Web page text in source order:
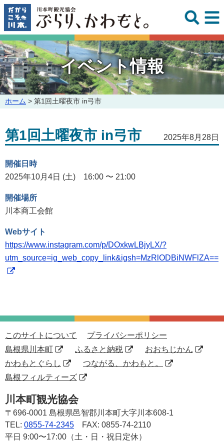
このページの本文へ
イベント情報
こ
ー
ジ
位
置:
ホーム > 第1回土曜夜市 in弓市
第1回土曜夜市 in弓市 2025年8月28日
開催日時
2025年10月4日 (土) 16:00 〜 21:00
開催場所
川本商工会館
Webサイト
https://www.instagram.com/p/DOxkwLBjyLX/?
utm_source=ig_web_copy_link&igsh=MzRlODBiNWFlZA==
このサイトについて
プライバシーポリシー
島根県川本町
ふるさと納税
おおちじかん
かわもとぐらし
つながる、かわもと。
島根フィルティーズ
川本町観光協会
〒696-0001 島根県邑智郡川本町大字川本608-1
TEL: 0855-74-2345
FAX: 0855-74-2110
平日 9:00〜17:00（土・日・祝日定休）